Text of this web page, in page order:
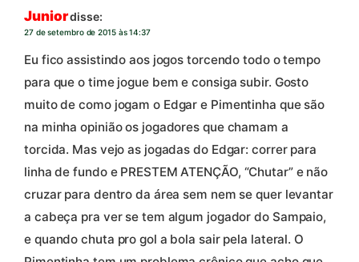
Juniordisse:
27 de setembro de 2015 às 14:37
Eu fico assistindo aos jogos torcendo todo o tempo
para que o time jogue bem e consiga subir. Gosto
muito de como jogam o Edgar e Pimentinha que são
na minha opinião os jogadores que chamam a
torcida. Mas vejo as jogadas do Edgar: correr para
linha de fundo e PRESTEM ATENÇÃO, “Chutar” e não
cruzar para dentro da área sem nem se quer levantar
a cabeça pra ver se tem algum jogador do Sampaio,
e quando chuta pro gol a bola sair pela lateral. O